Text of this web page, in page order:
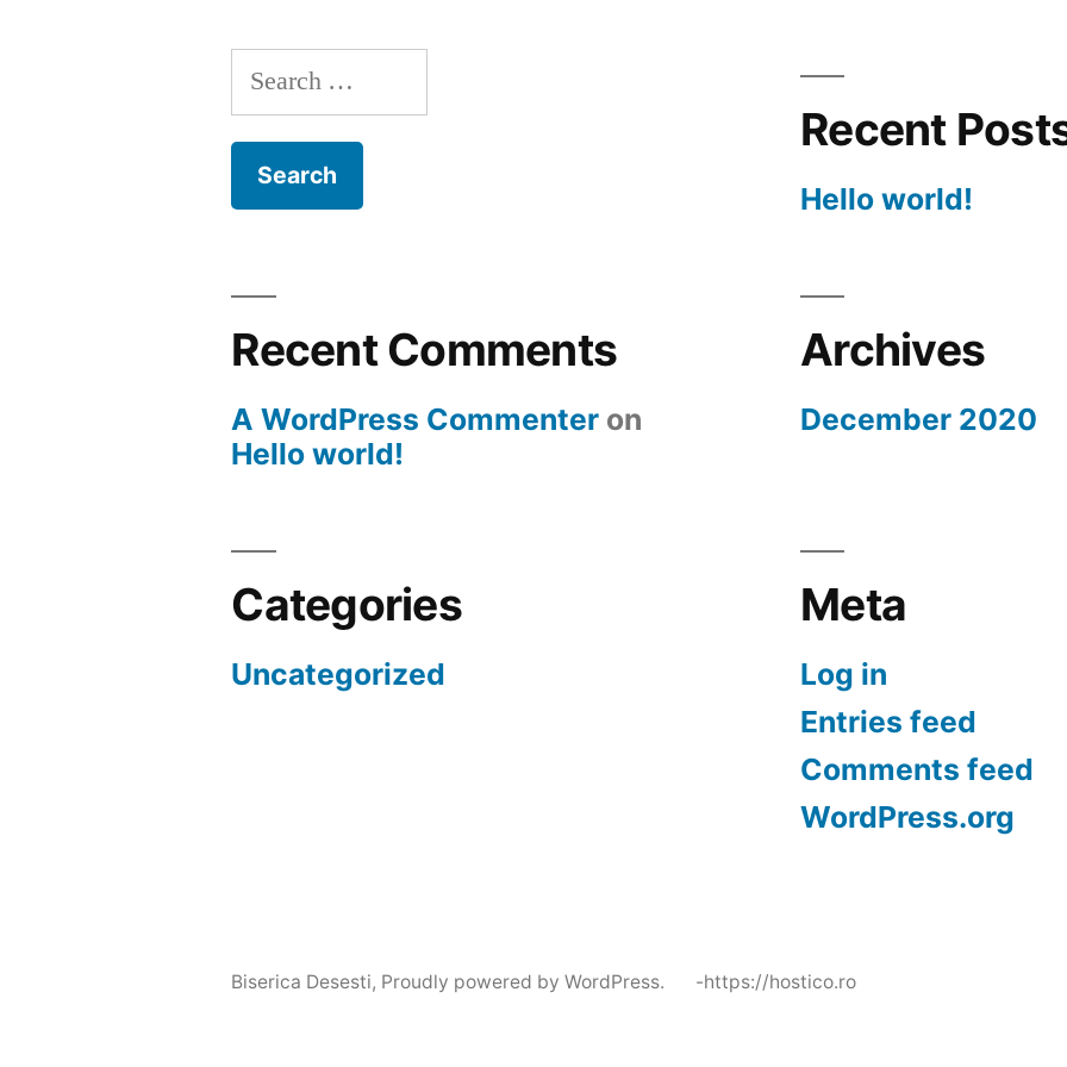
Search
for:
Recent
Hello world!
Recent Comments
A WordPress Commenter on
Hello world!
Archives
December 2020
Categories
Uncategorized
Meta
Log in
Entries feed
Comments feed
WordPress.org
Biserica Desesti, Proudly powered by WordPress. -https://hostico.ro